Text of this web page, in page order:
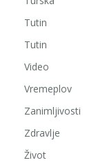
Tutin
Tutin
Video
Vremeplov
Zanimljivosti
Zdravlje
Život